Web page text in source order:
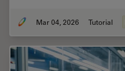
Mar 04, 2026 Tutorial